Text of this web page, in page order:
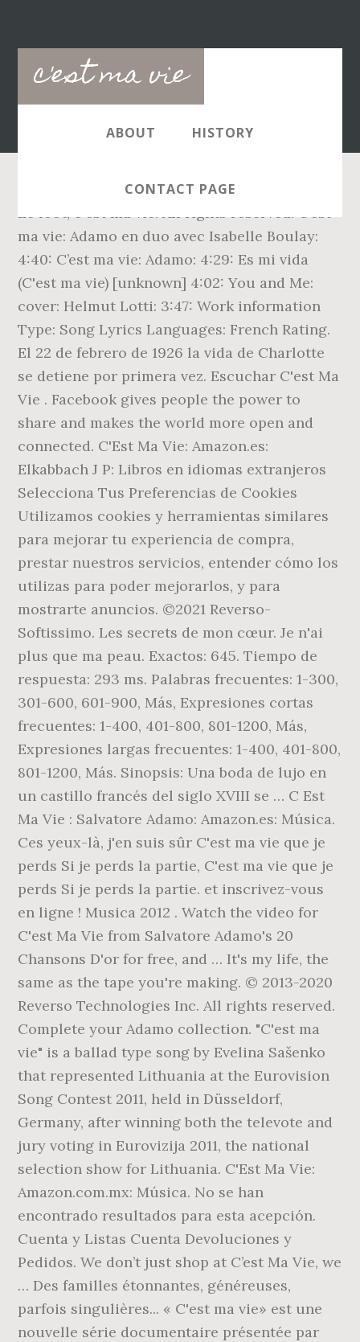
c'est ma vie
Main
navigation
ABOUT HISTORY
CONTACT PAGE
Le foot, c'est ma vie. All rights reserved. C’est
ma vie: Adamo en duo avec Isabelle Boulay:
4:40: C’est ma vie: Adamo: 4:29: Es mi vida
(C'est ma vie) [unknown] 4:02: You and Me:
cover: Helmut Lotti: 3:47: Work information
Type: Song Lyrics Languages: French Rating.
El 22 de febrero de 1926 la vida de Charlotte
se detiene por primera vez. Escuchar C'est Ma
Vie . Facebook gives people the power to
share and makes the world more open and
connected. C'Est Ma Vie: Amazon.es:
Elkabbach J P: Libros en idiomas extranjeros
Selecciona Tus Preferencias de Cookies
Utilizamos cookies y herramientas similares
para mejorar tu experiencia de compra,
prestar nuestros servicios, entender cómo los
utilizas para poder mejorarlos, y para
mostrarte anuncios. ©2021 Reverso-
Softissimo. Les secrets de mon cœur. Je n'ai
plus que ma peau. Exactos: 645. Tiempo de
respuesta: 293 ms. Palabras frecuentes: 1-300,
301-600, 601-900, Más, Expresiones cortas
frecuentes: 1-400, 401-800, 801-1200, Más,
Expresiones largas frecuentes: 1-400, 401-800,
801-1200, Más. Sinopsis: Una boda de lujo en
un castillo francés del siglo XVIII se … C Est
Ma Vie : Salvatore Adamo: Amazon.es: Música.
Ces yeux-là, j'en suis sûr C'est ma vie que je
perds Si je perds la partie, C'est ma vie que je
perds Si je perds la partie. et inscrivez-vous
en ligne ! Musica 2012 . Watch the video for
C'est Ma Vie from Salvatore Adamo's 20
Chansons D'or for free, and … It's my life, the
same as the tape you're making. © 2013-2020
Reverso Technologies Inc. All rights reserved.
Complete your Adamo collection. "C'est ma
vie" is a ballad type song by Evelina Sašenko
that represented Lithuania at the Eurovision
Song Contest 2011, held in Düsseldorf,
Germany, after winning both the televote and
jury voting in Eurovizija 2011, the national
selection show for Lithuania. C'Est Ma Vie:
Amazon.com.mx: Música. No se han
encontrado resultados para esta acepción.
Cuenta y Listas Cuenta Devoluciones y
Pedidos. We don’t just shop at C’est Ma Vie, we
… Des familles étonnantes, généreuses,
parfois singulières... « C'est ma vie» est une
nouvelle série documentaire présentée par